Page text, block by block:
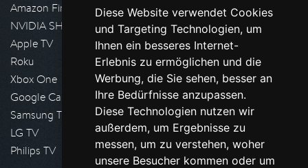
Diese Website verwendet Cookies
und Targeting Technologien, um
Ihnen ein besseres Internet-
Erlebnis zu ermöglichen und die
Werbung, die Sie sehen, besser an
Ihre Bedürfnisse anzupassen.
Diese Technologien nutzen wir
außerdem, um Ergebnisse zu
messen, um zu verstehen, woher
unsere Besucher kommen oder um
Amazon FireTV
NVIDIA SHIELD, Google TV
Apple TV
Roku
Xbox One
Google Cast
Samsung TV
LG TV
Philips TV